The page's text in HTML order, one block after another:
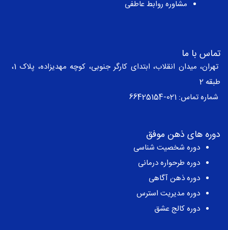
مشاوره روابط عاطفی
تماس با ما
تهران، میدان انقلاب، ابتدای کارگر جنوبی، کوچه مهدیزاده، پلاک 1،
طبقه 2
شماره تماس: 021-66425154
دوره های ذهن موفق
دوره شخصیت شناسی
دوره طرحواره درمانی
دوره ذهن آگاهی
دوره مدیریت استرس
دوره کالج عشق